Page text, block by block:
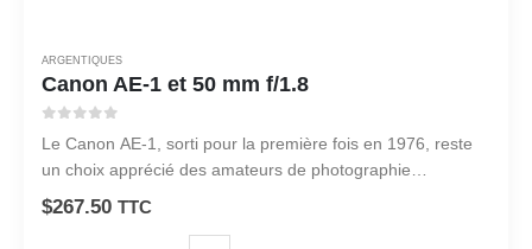
ARGENTIQUES
Canon AE-1 et 50 mm f/1.8
Le Canon AE-1, sorti pour la première fois en 1976, reste
un choix apprécié des amateurs de photographie
argentique.
$267.50 TTC